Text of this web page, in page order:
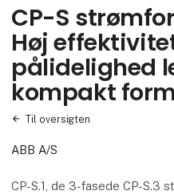
CP-S
Høj
pålidelighed
kompakt
Til oversigten
ABB A/S
CP-S.1, de 3-fasede CP-S.3